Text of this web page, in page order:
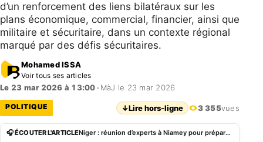
d’un renforcement des liens bilatéraux sur les
plans économique, commercial, financier, ainsi que
militaire et sécuritaire, dans un contexte régional
marqué par des défis sécuritaires.
Mohamed ISSA
Voir tous ses articles
Le 23 mar 2026 à 13:00• MàJ le 23 mar 2026
POLITIQUE ↓Lire hors-ligne 3 355vues
🎧 ÉCOUTER L'ARTICLE Niger : réunion d’experts à Niamey pour préparer la 2e session de la Commission mixte de Coopération – Le Sahel